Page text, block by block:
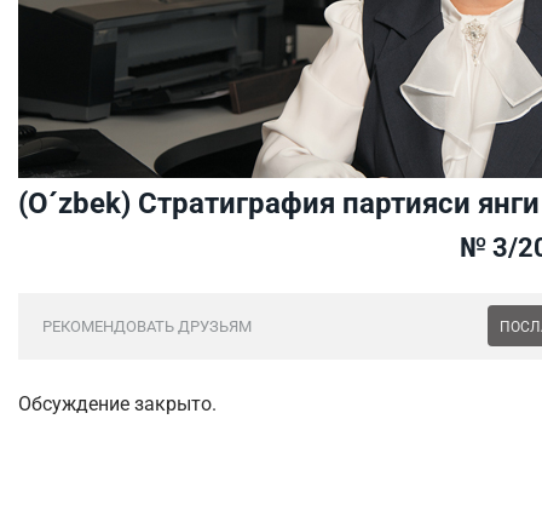
(O´zbek) Стратиграфия партияси
№ 3/
РЕКОМЕНДОВАТЬ ДРУЗЬЯМ
Обсуждение закрыто.